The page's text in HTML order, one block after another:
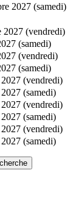
2027 (samedi)
2027 (vendredi)
(samedi)
(vendredi)
(samedi)
(vendredi)
(samedi)
(vendredi)
(samedi)
(vendredi)
(samedi)